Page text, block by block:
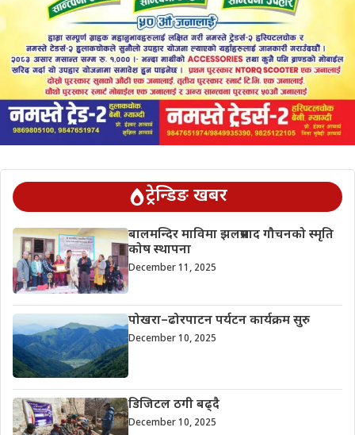
ट्रेन्डिङ खबर
बालमन्दिर माविमा झलप्रसाद गौचनको स्मृति
कोष स्थापना
December 11, 2025
पोखरा–ढोरपाटन पर्यटन कार्यक्रम सुरु
December 10, 2025
डिजिटल ठगी बढ्दै
December 10, 2025